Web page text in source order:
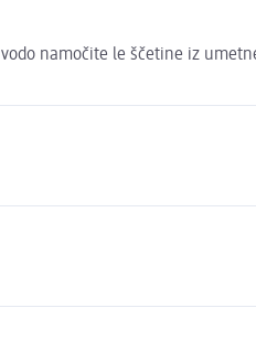
namočite le ščetine iz